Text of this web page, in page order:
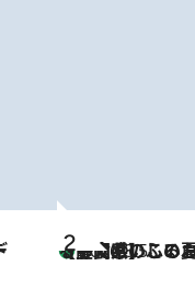
2026.8.5
【静岡県】この夏絶対食べたい 冷やしておいしいおやつ3